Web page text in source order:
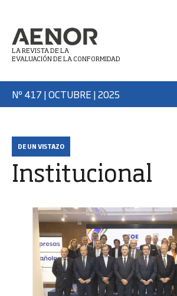
LA REVISTA DE LA
EVALUACIÓN DE LA CONFORMIDAD
Nº 417 | OCTUBRE | 2025
DE UN VISTAZO
Institucional